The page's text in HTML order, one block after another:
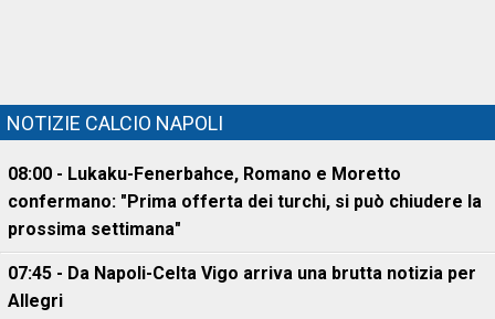
NOTIZIE CALCIO NAPOLI
08:00 - Lukaku-Fenerbahce, Romano e Moretto
confermano: "Prima offerta dei turchi, si può chiudere la
prossima settimana"
07:45 - Da Napoli-Celta Vigo arriva una brutta notizia per
Allegri